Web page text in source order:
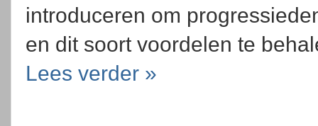
introduceren om
en dit soort voordelen te
Lees verder »